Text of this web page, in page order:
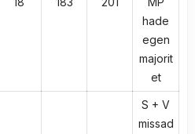
hade
egen
majorit
et
S + V
missad